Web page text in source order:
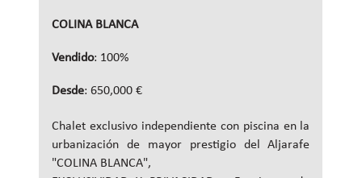
COLINA BLANCA
Vendido: 100%
Desde: 650,000 €
Chalet exclusivo independiente con piscina en la
urbanización de mayor prestigio del Aljarafe
"COLINA BLANCA",